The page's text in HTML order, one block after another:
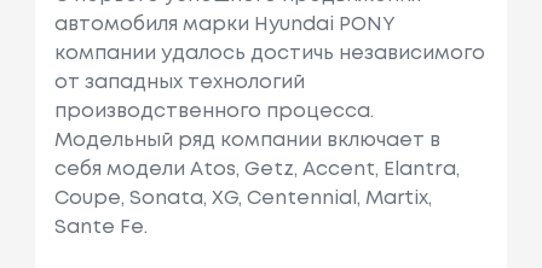
автомобиля марки Hyundai PONY
компании удалось достичь независимого
от западных технологий
производственного процесса.
Модельный ряд компании включает в
себя модели Atos, Getz, Accent, Elantra,
Coupe, Sonata, XG, Centennial, Martix,
Sante Fe.